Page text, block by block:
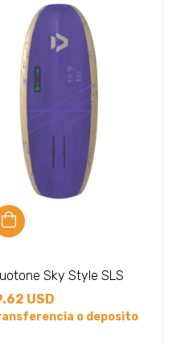
Sky Style SLS
USD
o deposito